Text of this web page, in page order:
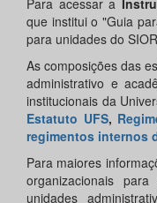
Para acessar a
que institui o "Guia
para unidades do
As composições das
administrativo e
institucionais da
Estatuto UFS,
regimentos internos
Para maiores
organizacionais
unidades